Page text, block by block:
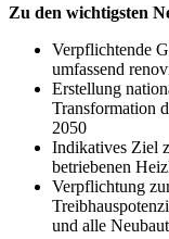
Zu den wichtigsten
Verpflichtende
umfassend
Erstellung
Transformation
2050
Indikatives Ziel
betriebenen
Verpflichtung
und alle